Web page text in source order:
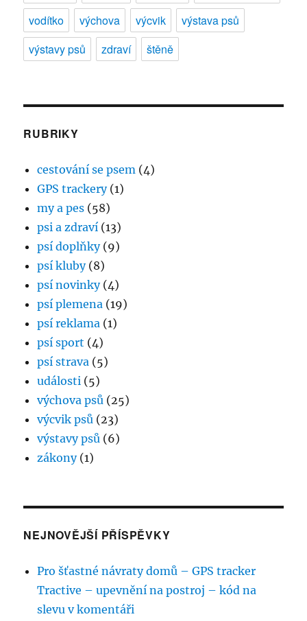
vodítko
výchova výcvik
výstava psů
výstavy psů
zdraví štěně
RUBRIKY
cestování se psem (4)
GPS trackery(1)
my a pes (58)
psi a zdraví (13)
psí doplňky(9)
psí kluby(8)
psí novinky(4)
psí plemena (19)
psí reklama (1)
psí sport (4)
psí strava (5)
události (5)
výchova psů (25)
výcvik psů (23)
výstavy psů (6)
zákony(1)
NEJNOVĚJŠÍ PŘÍSPĚVKY
Pro šťastné návraty domů – GPS tracker
Tractive – upevnění na postroj – kód na
slevu v komentáři